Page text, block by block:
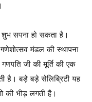
सपना हो सकता है।
गणेशोत्सव मंडल की स्थापना
जी की मूर्ति की एक
है। बड़े बड़े सेलिब्रिटी यह
की भीड़ लगती है।